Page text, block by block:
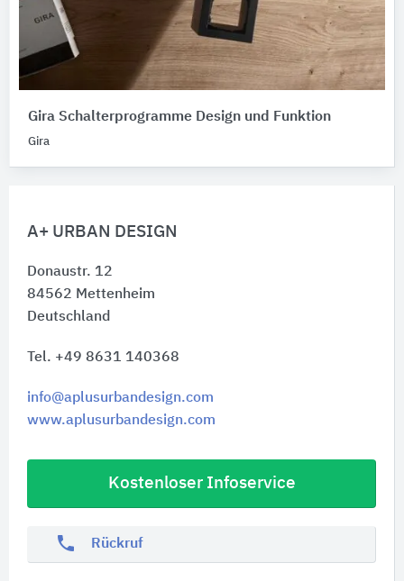
A+ URBAN DESIGN
Donaustr. 12
84562 Mettenheim
Deutschland
Tel. +49 8631 140368
info@aplusurbandesign.com
www.aplusurbandesign.com
Kostenloser Infoservice
phone Rückruf
Gira Schalterprogramme Design und Funktion
Gira